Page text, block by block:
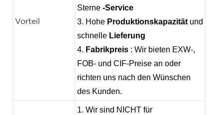
Vorteil
Sterne -Service
3. Hohe Produktionskapazität und
schnelle Lieferung
4. Fabrikpreis : Wir bieten EXW-,
FOB- und CIF-Preise an oder
richten uns nach den Wünschen
des Kunden.
1. Wir sind NICHT für